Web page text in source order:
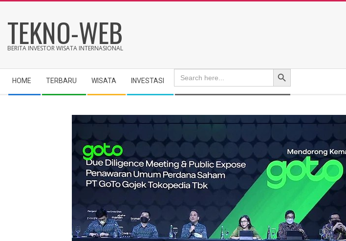
content
TEKNO-WEB
BERITA INVESTOR WISATA INTERNASIONAL
Navigation
Menu
HOME TERBARU WISATA INVESTASI
Search
for:
Search Button